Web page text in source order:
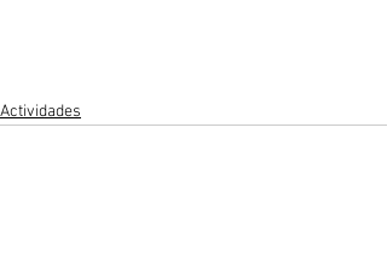
Actividades